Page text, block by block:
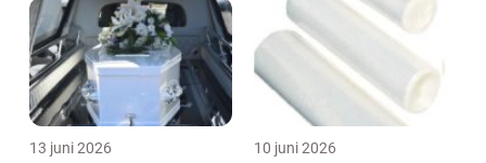
13 juni 2026 10 juni 2026